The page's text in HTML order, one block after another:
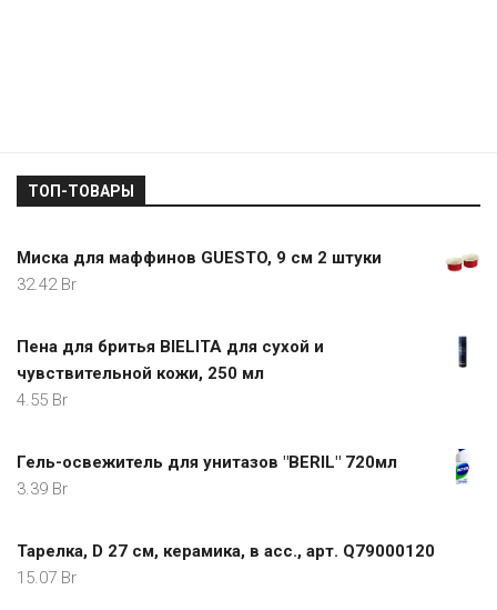
ТОП-ТОВАРЫ
Миска для маффинов GUESTO, 9 см 2 штуки
32.42 Br
Пена для бритья BIELITA для сухой и
чувствительной кожи, 250 мл
4.55 Br
Гель-освежитель для унитазов "BERIL" 720мл
3.39 Br
Тарелка, D 27 см, керамика, в асс., арт. Q79000120
15.07 Br